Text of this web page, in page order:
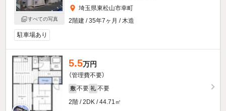
すべての写真
埼玉県東松山市幸町
2階建 / 35年7ヶ月 / 木造
駐車場あり
5.5万円
（管理費不要）
敷 不要 礼 不要
2階 / 2DK / 44.71㎡